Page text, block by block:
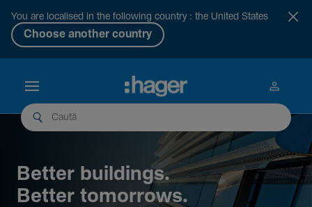
You are localised in the following country : the United States
Choose another country
Better buil­dings.
Better tomor­rows.